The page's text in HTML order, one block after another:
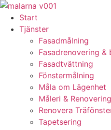
Skip
content
Start
Tjänster
Fasadmålning
Fasadrenovering &
Fasadtvättning
Fönstermålning
Måla om Lägenhet
Måleri & Renovering
Renovera
Tapetsering